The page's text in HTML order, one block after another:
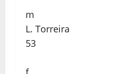
m
L. Torreira
53